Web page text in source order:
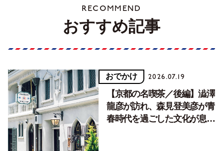
RECOMMEND
おすすめ記事
おでかけ 2026.07.19
【京都の名喫茶／後編】澁澤
龍彦が訪れ、森見登美彦が青
春時代を過ごした文化が息づ